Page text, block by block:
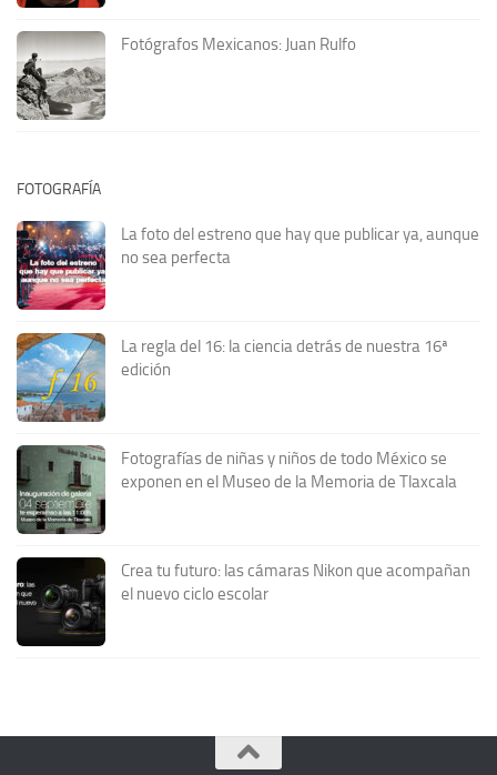
Fotógrafos Mexicanos: Juan Rulfo
FOTOGRAFÍA
La foto del estreno que hay que publicar ya, aunque
no sea perfecta
La regla del 16: la ciencia detrás de nuestra 16ª
edición
Fotografías de niñas y niños de todo México se
exponen en el Museo de la Memoria de Tlaxcala
Crea tu futuro: las cámaras Nikon que acompañan
el nuevo ciclo escolar